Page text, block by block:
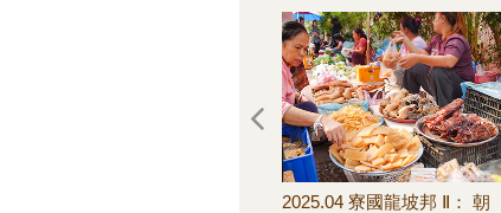
2025.04 寮國龍坡邦 Ⅱ： 朝